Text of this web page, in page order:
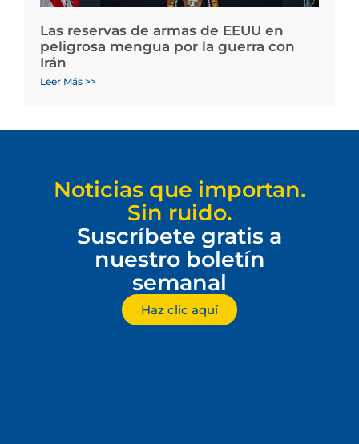
Las reservas de armas de EEUU en
peligrosa mengua por la guerra con
Irán
Leer Más >>
Noticias que importan.
Sin ruido.
Suscríbete gratis a
nuestro boletín
semanal
Haz clic aquí